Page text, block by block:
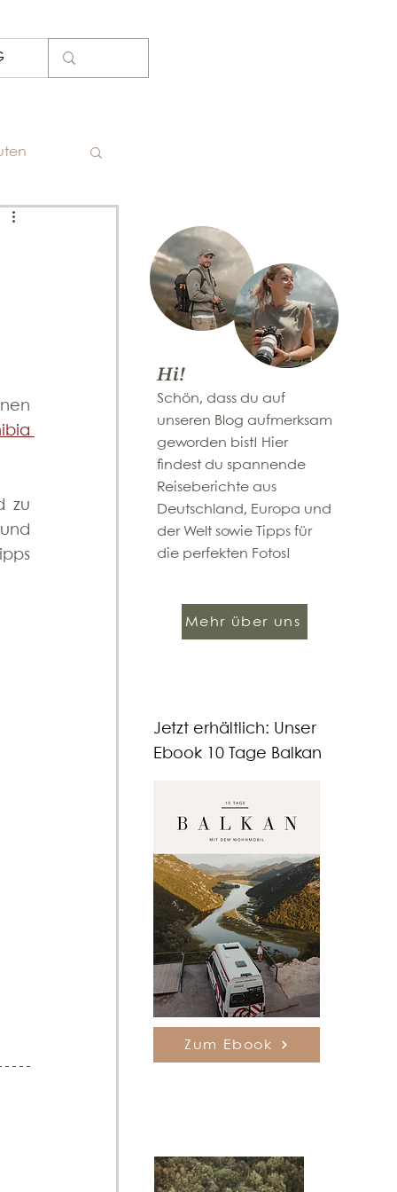
zu
Hi!
​Schön, dass du auf
unseren Blog aufmerksam
geworden bist! Hier
findest du spannende
Reiseberichte aus
Deutschland, Europa und
der Welt sowie Tipps für
die perfekten Fotos!
Mehr über uns
Jetzt erhältlich: Unser
Ebook 10 Tage Balkan
Zum Ebook